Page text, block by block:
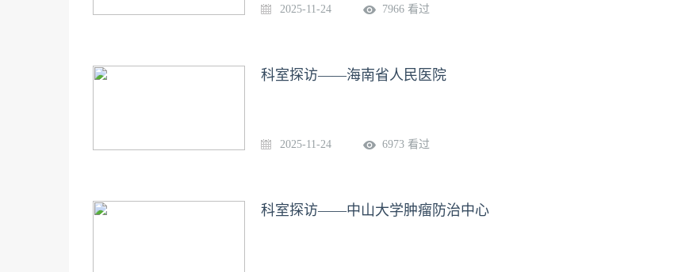
2025-11-24 7966 看过
科室探访——海南省人民医院
2025-11-24 6973 看过
科室探访——中山大学肿瘤防治中心